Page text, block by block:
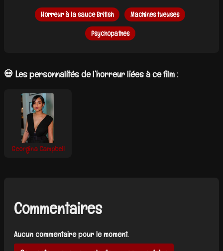
Horreur à la sauce British Machines tueuses
Psychopathes
💀 Les personnalités de l’horreur liées à ce film :
Georgina Campbell
Commentaires
Aucun commentaire pour le moment.